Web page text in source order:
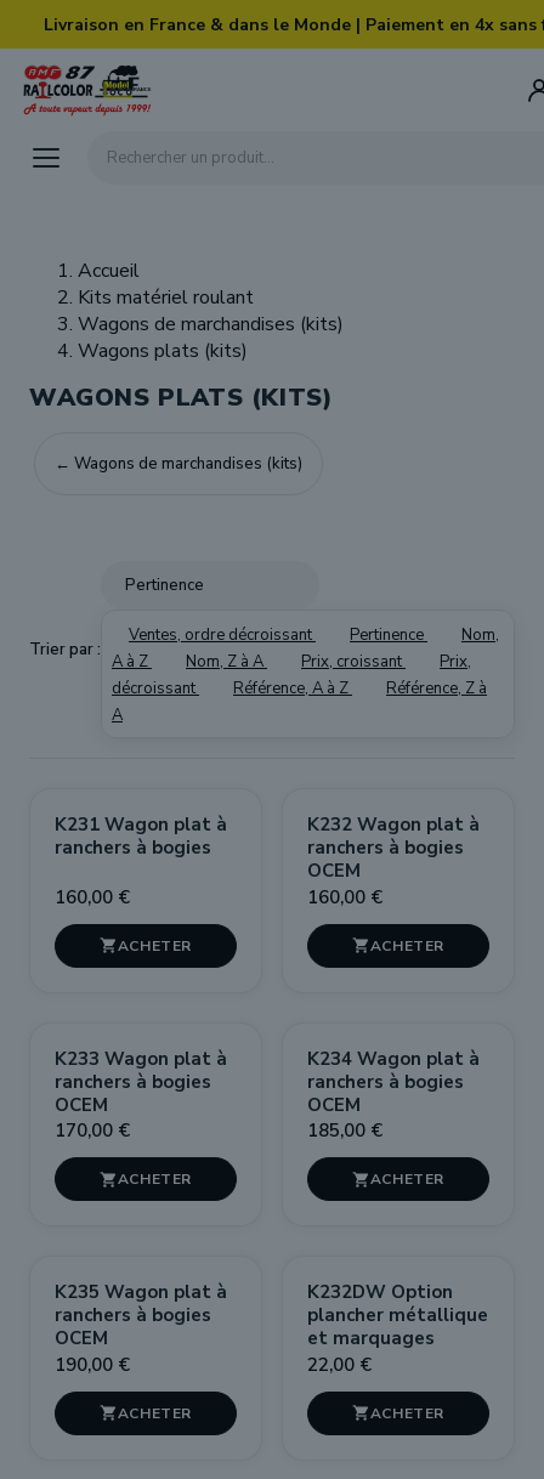
Skip to main content
Livraison en France & dans le Monde | Paiement en 4x sans
Rechercher un produit...
Accueil
Kits matériel roulant
Wagons de marchandises (kits)
Wagons plats (kits)
WAGONS PLATS (KITS)
← Wagons de marchandises (kits)
Trier par :
Pertinence
Ventes, ordre décroissant Pertinence
Nom,
A à Z
Nom, Z à A Prix, croissant
Prix,
décroissant
Référence, A à Z
Référence, Z à
A
K231 Wagon plat à
ranchers à bogies
160,00 €

K232 Wagon plat à
ranchers à bogies
OCEM
160,00 €

K233 Wagon plat à
ranchers à bogies
OCEM
170,00 €

K234 Wagon plat à
ranchers à bogies
OCEM
185,00 €

K235 Wagon plat à
ranchers à bogies
OCEM
190,00 €

K232DW Option
plancher métallique
et marquages
22,00 €
